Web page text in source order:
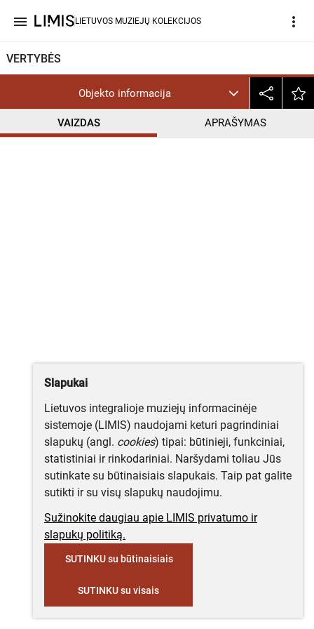
menu LIETUVOS MUZIEJŲ KOLEKCIJOS more_vert
VERTYBĖS
Objekto informacija
VAIZDAS APRAŠYMAS
Slapukai
Lietuvos integralioje muziejų informacinėje
sistemoje (LIMIS) naudojami keturi pagrindiniai
slapukų (angl. cookies) tipai: būtinieji, funkciniai,
statistiniai ir rinkodariniai. Naršydami toliau Jūs
sutinkate su būtinaisiais slapukais. Taip pat galite
sutikti ir su visų slapukų naudojimu.
Sužinokite daugiau apie LIMIS privatumo ir
slapukų politiką.
SUTINKU su būtinaisiais
SUTINKU su visais